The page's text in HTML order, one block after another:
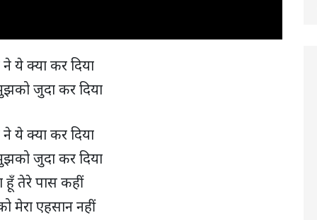
ये क्या कर दिया
जुदा कर दिया
ये क्या कर दिया
जुदा कर दिया
हूँ तेरे पास कहीं
मेरा एहसान नहीं